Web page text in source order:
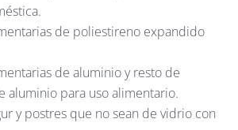
de poliestireno expandido
de aluminio y resto de
aluminio para uso alimentario.
y postres que no sean de vidrio con